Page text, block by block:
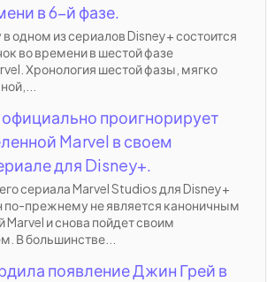
в 6-й фазе.
одном из сериалов Disney+ состоится
во времени в шестой фазе
Хронология шестой фазы, мягко
проигнорирует
Marvel в своем
для Disney+.
сериала Marvel Studios для Disney+
по-прежнему не является каноничным
Marvel и снова пойдет своим
В большинстве...
появление Джин Грей в